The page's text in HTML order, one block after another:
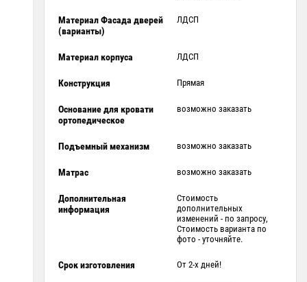
Материал Фасада дверей
(варианты)
ЛДСП
Материал корпуса ЛДСП
Конструкция Прямая
Основание для кровати
ортопедическое
возможно заказать
Подъемный механизм возможно заказать
Матрас возможно заказать
Дополнительная
информация
Стоимость
дополнительных
изменений - по запросу,
Стоимость варианта по
фото - уточняйте.
Срок изготовления От 2-х дней!